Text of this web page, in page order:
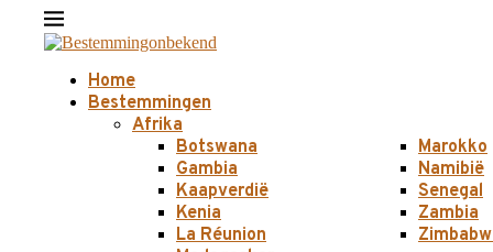
Home
Bestemmingen
Afrika
Botswana
Gambia
Kaapverdië
Kenia
La Réunion
Marokko
Namibië
Senegal
Zambia